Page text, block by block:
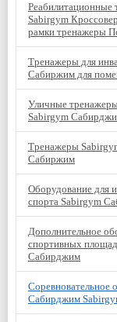
Реабилитационные
Sabirgym
рамки тренажеры
Тренажеры для
Сабиржим для
Уличные
Sabirgym
Тренажеры
Сабиржим
Оборудование для
спорта Sabirgym
Дополнительное
спортивных
Сабирджим
Соревновательное
Сабирджим